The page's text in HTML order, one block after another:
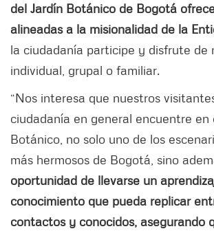
del Jardín Botánico de Bogotá
alineadas a la misionalidad de la
la ciudadanía participe y disfrute de
individual, grupal o familiar.
“Nos interesa que nuestros
ciudadanía en general encuentre en
Botánico, no solo uno de los
más hermosos de Bogotá, sino
oportunidad de llevarse un
conocimiento que pueda replicar
contactos y conocidos, asegurando